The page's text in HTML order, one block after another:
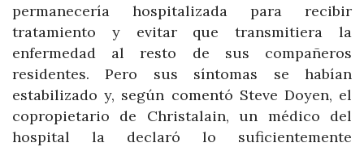
permanecería hospitalizada para recibir
tratamiento y evitar que transmitiera la
enfermedad al resto de sus compañeros
residentes. Pero sus síntomas se habían
estabilizado y, según comentó Steve Doyen, el
copropietario de Christalain, un médico del
hospital la declaró lo suficientemente